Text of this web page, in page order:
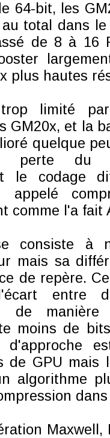
64-bit, les
total dans
de 8 à 16
plus hautes
limité
GM20x, et la
quelque
perte du
le codage
appelé
comme l'a fait
consiste à
mais sa
de repère.
entre
de
moins de
d'approche
de GPU mais
algorithme